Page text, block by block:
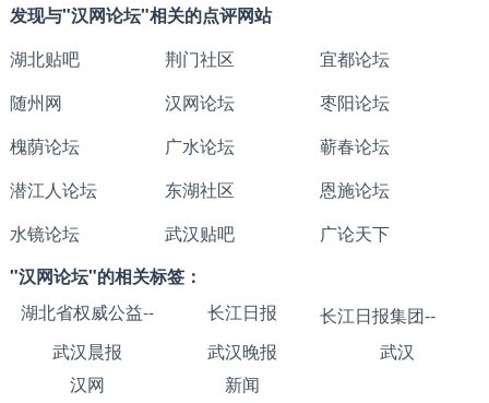
发现与"汉网论坛"相关的点评网站
湖北贴吧
荆门社区
宜都论坛
随州网
汉网论坛
枣阳论坛
槐荫论坛
广水论坛
蕲春论坛
潜江人论坛
东湖社区
恩施论坛
水镜论坛
武汉贴吧
广论天下
"汉网论坛"的相关标签：
湖北省权威公益--
长江日报
长江日报集团--
武汉晨报
武汉晚报
武汉
汉网
新闻